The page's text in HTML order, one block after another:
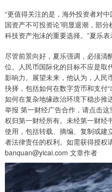
“更值得关注的是，海外投资者对
国资产不可投资论’明显退潮，部
科技资产泡沫的重要选择。”夏乐表
尽管前景向好，夏乐强调，必须清
位。人民币国际化的目标不应是取
影响力。展望未来，他认为，人民
抉择，包括如何在数字货币和支付
如何在复杂地缘政治环境下稳步推
举报 第一财经广告合作，请点击
权归第一财经所有。未经第一财经
使用，包括转载、摘编、复制或建
者法律责任的权利。如需获得授权
banquan@yicai.com 文章作者